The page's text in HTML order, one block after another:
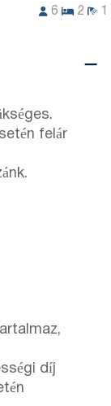
6 2 1
felár
díj